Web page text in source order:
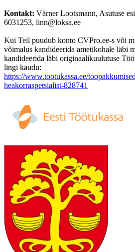
Kontakt: Värner Lootsmann, Asutuse
6031253, linn@loksa.ee
Kui Teil puudub konto CVPro.ee-s või
võimalus kandideerida ametikohale läbi
kandideerida läbi originaalikuulutuse
lingi kaudu:
https://www.tootukassa.ee/
heakorraspetsialist-828741